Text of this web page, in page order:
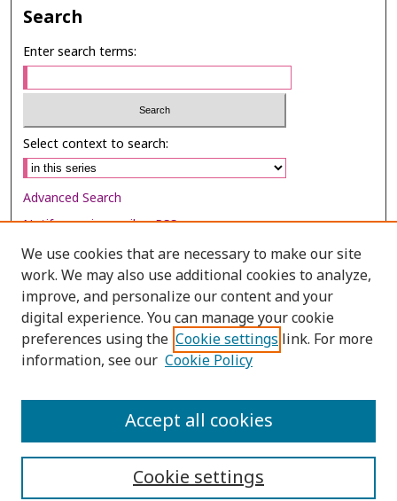
Search
Enter search terms:
Select context to search:
Advanced Search
Notify me via email orRSS
Browse
Collections
Disciplines
Authors
We use cookies that are necessary to make our site
work. We may also use additional cookies to analyze,
improve, and personalize our content and your
digital experience. You can manage your cookie
preferences using the Cookie settings link. For more
information, see our Cookie Policy
Cookie settings
Accept all cookies